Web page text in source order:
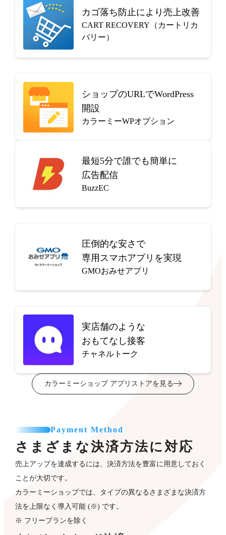
カゴ落ち防止により売上改善
CART RECOVERY（カートリカ
バリー）
ショップのURLでWordPress
開設
カラーミーWPオプション
最短5分で誰でも簡単に
広告配信
BuzzEC
圧倒的な安さで
専用スマホアプリを実現
GMOおみせアプリ
実店舗のような
おもてなし接客
チャネルトーク
カラーミーショップ アプリストアを見る
Payment Method
さまざまな決済方法に対応
売上アップを達成するには、決済方法を豊富に用意しておく
ことが大切です。
カラーミーショップでは、タイプの異なるさまざまな決済方
法を上限なく導入可能 (※) です。
※ フリープランを除く